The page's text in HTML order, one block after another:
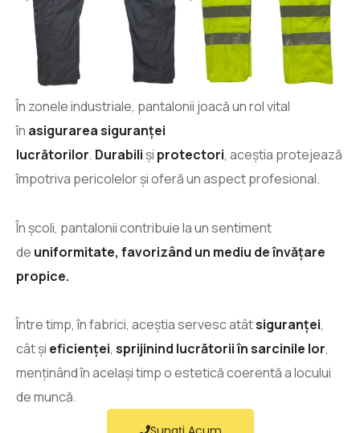
În zonele industriale, pantalonii joacă un rol vital
în asigurarea siguranței
lucrătorilor. Durabili și protectori, aceștia protejează
împotriva pericolelor și oferă un aspect profesional.
În școli, pantalonii contribuie la un sentiment
de uniformitate, favorizând un mediu de învățare
propice.
Între timp, în fabrici, aceștia servesc atâtsiguranței,
cât și eficienței, sprijinind lucrătorii în sarcinile lor,
menținând în același timp o estetică coerentă a locului
de muncă.